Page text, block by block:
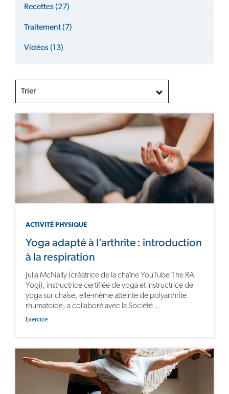
Recettes (27)
Traitement (7)
Vidéos (13)
Trier
ACTIVITÉ PHYSIQUE
Yoga adapté à l’arthrite : introduction
à la respiration
Julia McNally (créatrice de la chaîne YouTube The RA
Yogi), instructrice certifiée de yoga et instructrice de
yoga sur chaise, elle-même atteinte de polyarthrite
rhumatoïde, a collaboré avec la Société...
Exercice